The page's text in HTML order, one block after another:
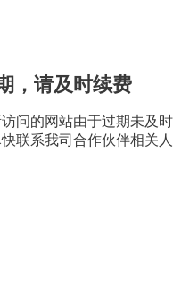
，请及时续费
问的网站由于过期未及
联系我司合作伙伴相关